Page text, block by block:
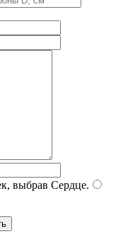
выбрав Сердце.